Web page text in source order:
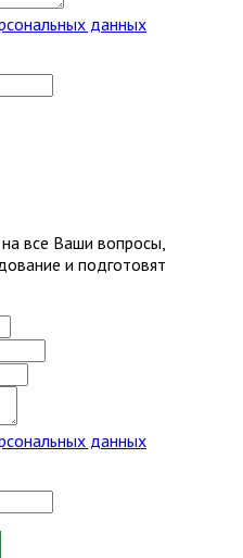
данных
все Ваши вопросы,
и подготовят
данных